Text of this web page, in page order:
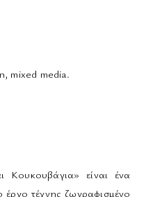
mixed media.
είναι ένα
έργο τέχνης ζωγραφισμένο